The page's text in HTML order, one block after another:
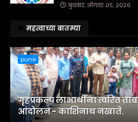
बुधवार, ऑगस्ट ०५, २०२६
महत्वाच्या बातम्या
pune
गृहप्रकल्प लाभार्थींना त्वरित
आंदोलन - काशिनाथ नखाते.